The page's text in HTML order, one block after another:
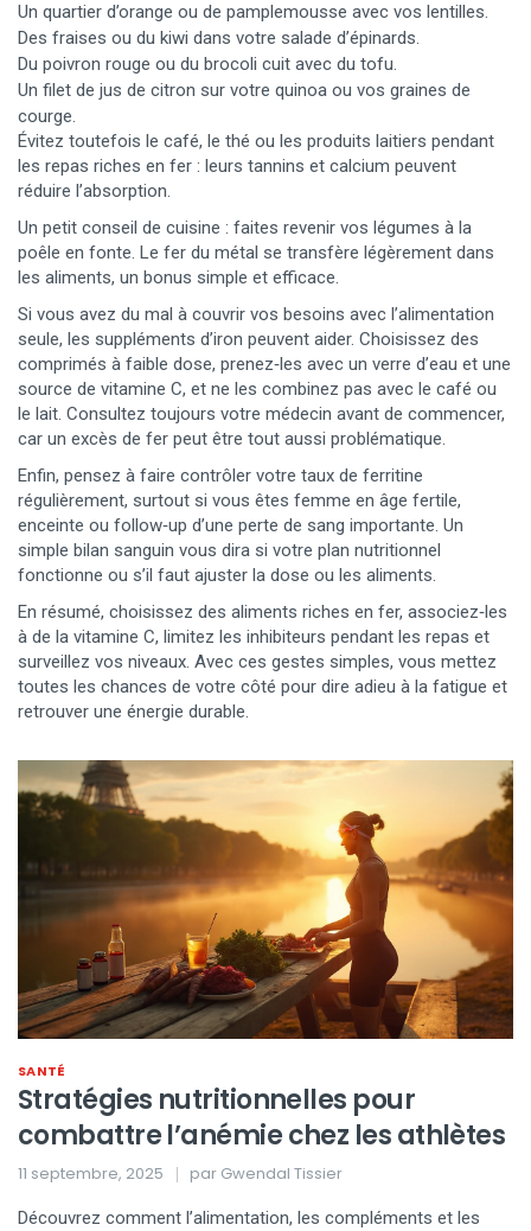
Un quartier d’orange ou de pamplemousse avec vos lentilles.
Des fraises ou du kiwi dans votre salade d’épinards.
Du poivron rouge ou du brocoli cuit avec du tofu.
Un filet de jus de citron sur votre quinoa ou vos graines de
courge.
Évitez toutefois le café, le thé ou les produits laitiers pendant
les repas riches en fer : leurs tannins et calcium peuvent
réduire l’absorption.
Un petit conseil de cuisine : faites revenir vos légumes à la
poêle en fonte. Le fer du métal se transfère légèrement dans
les aliments, un bonus simple et efficace.
Si vous avez du mal à couvrir vos besoins avec l’alimentation
seule, les suppléments d’iron peuvent aider. Choisissez des
comprimés à faible dose, prenez‑les avec un verre d’eau et une
source de vitamine C, et ne les combinez pas avec le café ou
le lait. Consultez toujours votre médecin avant de commencer,
car un excès de fer peut être tout aussi problématique.
Enfin, pensez à faire contrôler votre taux de ferritine
régulièrement, surtout si vous êtes femme en âge fertile,
enceinte ou follow‑up d’une perte de sang importante. Un
simple bilan sanguin vous dira si votre plan nutritionnel
fonctionne ou s’il faut ajuster la dose ou les aliments.
En résumé, choisissez des aliments riches en fer, associez‑les
à de la vitamine C, limitez les inhibiteurs pendant les repas et
surveillez vos niveaux. Avec ces gestes simples, vous mettez
toutes les chances de votre côté pour dire adieu à la fatigue et
retrouver une énergie durable.
SANTÉ
Stratégies nutritionnelles pour
combattre l’anémie chez les athlètes
11 septembre, 2025 par Gwendal Tissier
Découvrez comment l’alimentation, les compléments et les